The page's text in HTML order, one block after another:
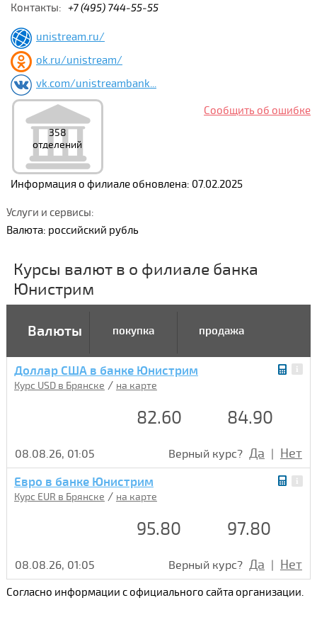
Контакты: +7 (495) 744-55-55
unistream.ru/
ok.ru/unistream/
vk.com/unistreambank...
358
отделений
Сообщить об ошибке
Информация о филиале обновлена: 07.02.2025
Услуги и сервисы:
Валюта: российский рубль
Курсы валют в о филиале банка
Юнистрим
Валюты покупка продажа
Доллар США в банке Юнистрим
Курс USD в Брянске / на карте
82.60 84.90
08.08.26, 01:05 Верный курс? Да | Нет
Евро в банке Юнистрим
Курс EUR в Брянске / на карте
95.80 97.80
08.08.26, 01:05 Верный курс? Да | Нет
Согласно информации с официального сайта организации.